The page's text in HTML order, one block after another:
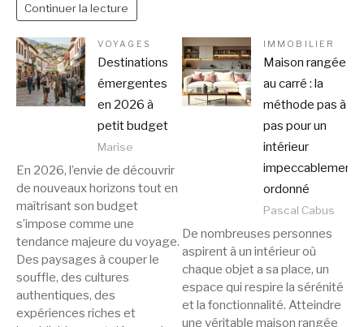
Continuer la lecture
VOYAGES
Destinations
émergentes
en 2026 à
petit budget
Marise
En 2026, l’envie de découvrir
de nouveaux horizons tout en
maîtrisant son budget
s’impose comme une
tendance majeure du voyage.
Des paysages à couper le
souffle, des cultures
authentiques, des
expériences riches et
IMMOBILIER
Maison rangée
au carré : la
méthode pas à
pas pour un
intérieur
impeccablement
ordonné
Pascal Cabus
De nombreuses personnes
aspirent à un intérieur où
chaque objet a sa place, un
espace qui respire la sérénité
et la fonctionnalité. Atteindre
une véritable maison rangée